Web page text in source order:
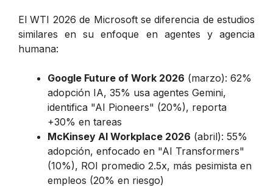
El WTI 2026 de Microsoft se diferencia de estudios
similares en su enfoque en agentes y agencia
humana:
Google Future of Work 2026 (marzo): 62%
adopción IA, 35% usa agentes Gemini,
identifica "AI Pioneers" (20%), reporta
+30% en tareas
McKinsey AI Workplace 2026 (abril): 55%
adopción, enfocado en "AI Transformers"
(10%), ROI promedio 2.5x, más pesimista en
empleos (20% en riesgo)